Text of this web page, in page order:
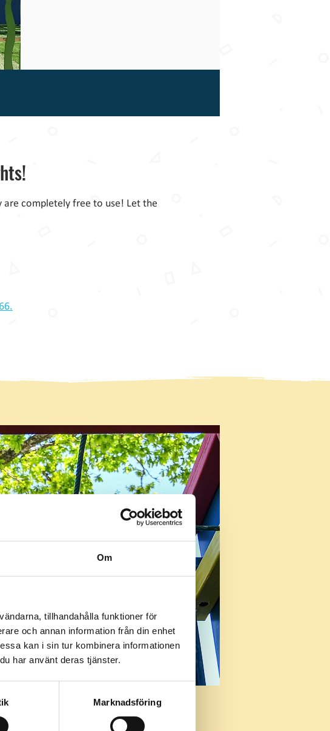
Om
tillhandahålla funktioner för
och annan information från din enhet
kan i sin tur kombinera informationen
har använt deras tjänster.
Marknadsföring
are completely free to use! Let the